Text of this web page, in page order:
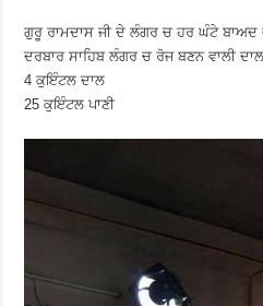
ਗੁਰੂ ਰਾਮਦਾਸ ਜੀ ਦੇ ਲੰਗਰ ਚ ਹਰ ਘੰਟੇ ਬਾਅਦ
ਦਰਬਾਰ ਸਾਹਿਬ ਲੰਗਰ ਚ ਰੋਜ ਬਣਨ ਵਾਲੀ
4 ਕੁਇੰਟਲ ਦਾਲ
25 ਕੁਇੰਟਲ ਪਾਣੀ